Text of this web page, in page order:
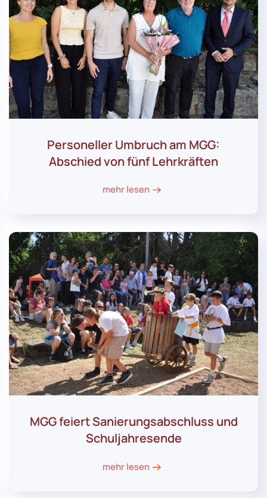
Personeller Umbruch am MGG:
Abschied von fünf Lehrkräften
mehr lesen
MGG feiert Sanierungsabschluss und
Schuljahresende
mehr lesen